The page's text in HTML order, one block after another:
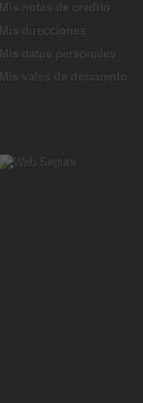
Mis notas de credito
Mis direcciones
Mis datos personales
Mis vales de descuento